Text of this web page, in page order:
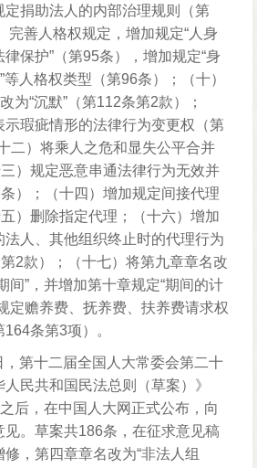
捐助法人的内部治理规则（第
完善人格权规定，增加规定“人身
保护”（第95条），增加规定“身
等人格权类型（第96条）；（十）
为“沉默”（第112条第2款）；
示瑕疵情形的法律行为变更权（第
二）将乘人之危和显失公平合并
三）规定恶意串通法律行为无效并
）；（十四）增加规定间接代理
五）删除指定代理；（十六）增加
人、其他组织终止时的代理行为
2款）；（十七）将第九章章名改
间”，并增加第十章规定“期间的计
定赡养费、抚养费、扶养费请求权
条第3项）。
，第十二届全国人大常委会第二十
民共和国民法总则（草案）》
之后，在中国人大网正式公布，向
见。草案共186条，在征求意见稿
，第四章章名改为“非法人组